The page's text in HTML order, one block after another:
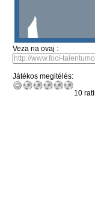
Veza na ovaj :
Játékos megitélés:
10